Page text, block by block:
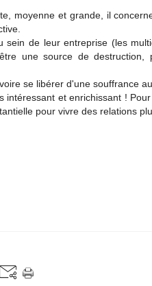
moyenne et grande, il
de leur entreprise (les
une source de destruction,
se libérer d'une souffrance
et enrichissant !
pour vivre des relations